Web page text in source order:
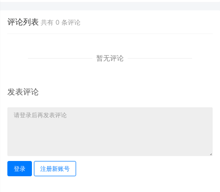
评论列表 共有 0 条评论
暂无评论
发表评论
登录 注册新账号